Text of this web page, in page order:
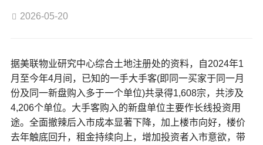
2026-05-20
据美联物业研究中心综合土地注册处的资料，自2024年1
月至今年4月间，已知的一手大手客(即同一买家于同一月
份及同一新盘购入多于一个单位)共录得1,608宗，共涉及
4,206个单位。大手客购入的新盘单位主要作长线投资用
途。全面撤辣后入市成本显著下降，加上楼市向好，楼价
去年触底回升，租金持续向上，增加投资者入市意欲，带